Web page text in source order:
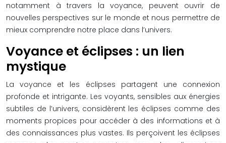
notamment à travers la voyance, peuvent ouvrir de
nouvelles perspectives sur le monde et nous permettre de
mieux comprendre notre place dans l’univers.
Voyance et éclipses : un lien
mystique
La voyance et les éclipses partagent une connexion
profonde et intrigante. Les voyants, sensibles aux énergies
subtiles de l’univers, considèrent les éclipses comme des
moments propices pour accéder à des informations et à
des connaissances plus vastes. Ils perçoivent les éclipses